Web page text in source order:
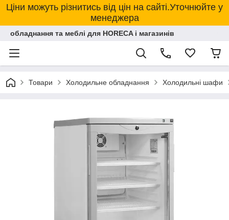
Ціни можуть різнитись від цін на сайті.Уточнюйте у
менеджера
обладнання та меблі для HORECA і магазинів
Товари Холодильне обладнання Холодильні шафи